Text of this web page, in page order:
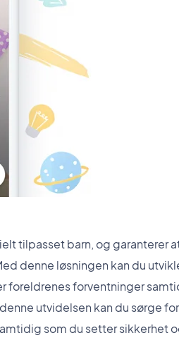
tilpasset barn, og garanterer
denne løsningen kan du
foreldrenes forventninger
utvidelsen kan du sørge
som du setter sikkerhet